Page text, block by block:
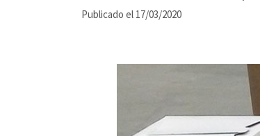
Publicado el 17/03/2020